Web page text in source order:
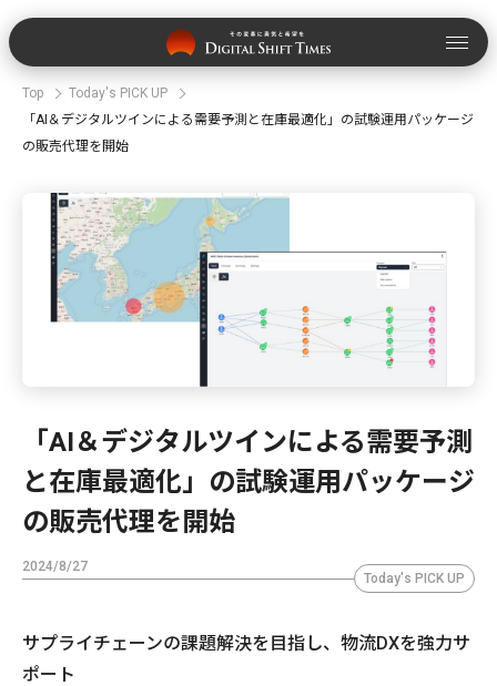
Top
Today's PICK UP
「AI＆デジタルツインによる需要予測と在庫最適化」の試験運用パッケージ
の販売代理を開始
「AI＆デジタルツインによる需要予測
と在庫最適化」の試験運用パッケージ
の販売代理を開始
2024/8/27
Today's PICK UP
サプライチェーンの課題解決を目指し、物流DXを強力サ
ポート